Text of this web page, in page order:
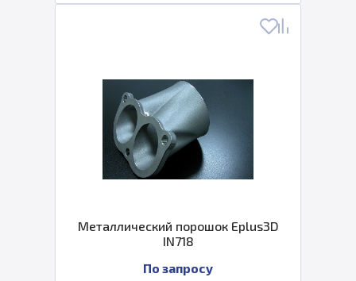
Металлический порошок Eplus3D
IN718
По запросу